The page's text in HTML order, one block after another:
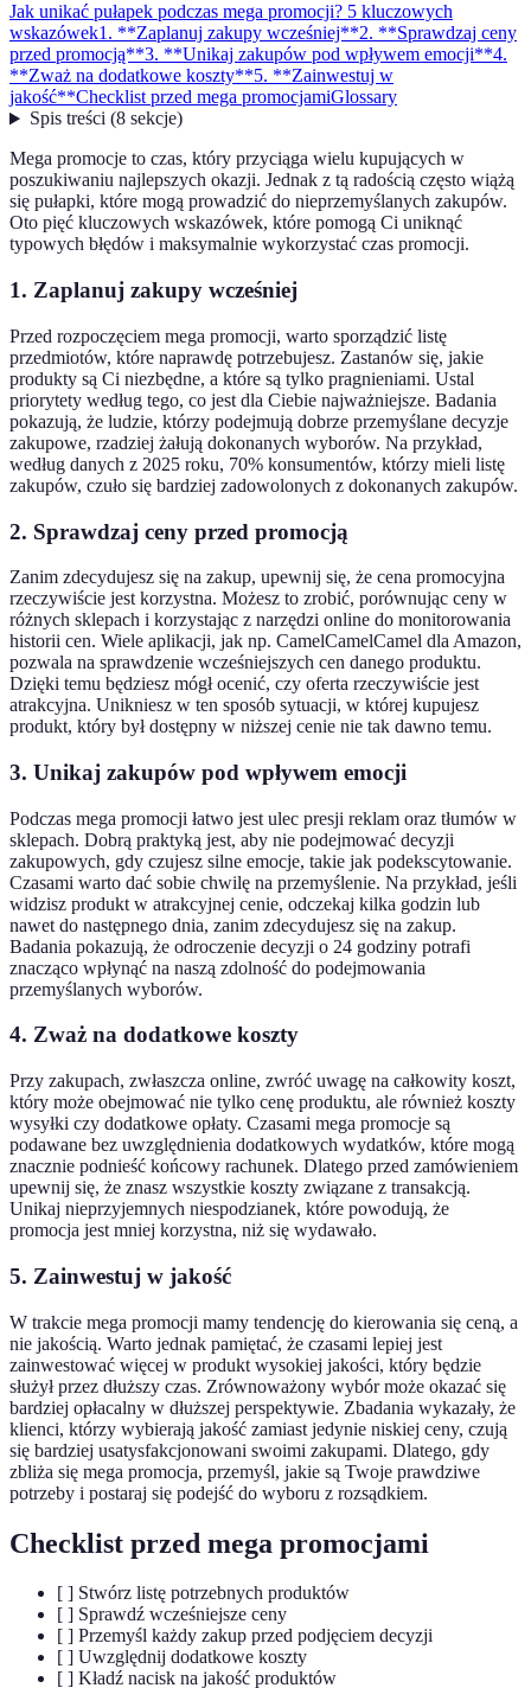
Jak unikać pułapek podczas mega promocji? 5 kluczowych
wskazówek1. **Zaplanuj zakupy wcześniej**2. **Sprawdzaj ceny
przed promocją**3. **Unikaj zakupów pod wpływem emocji**4.
**Zważ na dodatkowe koszty**5. **Zainwestuj w
jakość**Checklist przed mega promocjamiGlossary
Spis treści(8 sekcje)
Mega promocje to czas, który przyciąga wielu kupujących w
poszukiwaniu najlepszych okazji. Jednak z tą radością często wiążą
się pułapki, które mogą prowadzić do nieprzemyślanych zakupów.
Oto pięć kluczowych wskazówek, które pomogą Ci uniknąć
typowych błędów i maksymalnie wykorzystać czas promocji.
1. Zaplanuj zakupy wcześniej
Przed rozpoczęciem mega promocji, warto sporządzić listę
przedmiotów, które naprawdę potrzebujesz. Zastanów się, jakie
produkty są Ci niezbędne, a które są tylko pragnieniami. Ustal
priorytety według tego, co jest dla Ciebie najważniejsze. Badania
pokazują, że ludzie, którzy podejmują dobrze przemyślane decyzje
zakupowe, rzadziej żałują dokonanych wyborów. Na przykład,
według danych z 2025 roku, 70% konsumentów, którzy mieli listę
zakupów, czuło się bardziej zadowolonych z dokonanych zakupów.
2. Sprawdzaj ceny przed promocją
Zanim zdecydujesz się na zakup, upewnij się, że cena promocyjna
rzeczywiście jest korzystna. Możesz to zrobić, porównując ceny w
różnych sklepach i korzystając z narzędzi online do monitorowania
historii cen. Wiele aplikacji, jak np. CamelCamelCamel dla Amazon,
pozwala na sprawdzenie wcześniejszych cen danego produktu.
Dzięki temu będziesz mógł ocenić, czy oferta rzeczywiście jest
atrakcyjna. Unikniesz w ten sposób sytuacji, w której kupujesz
produkt, który był dostępny w niższej cenie nie tak dawno temu.
3. Unikaj zakupów pod wpływem emocji
Podczas mega promocji łatwo jest ulec presji reklam oraz tłumów w
sklepach. Dobrą praktyką jest, aby nie podejmować decyzji
zakupowych, gdy czujesz silne emocje, takie jak podekscytowanie.
Czasami warto dać sobie chwilę na przemyślenie. Na przykład, jeśli
widzisz produkt w atrakcyjnej cenie, odczekaj kilka godzin lub
nawet do następnego dnia, zanim zdecydujesz się na zakup.
Badania pokazują, że odroczenie decyzji o 24 godziny potrafi
znacząco wpłynąć na naszą zdolność do podejmowania
przemyślanych wyborów.
4. Zważ na dodatkowe koszty
Przy zakupach, zwłaszcza online, zwróć uwagę na całkowity koszt,
który może obejmować nie tylko cenę produktu, ale również koszty
wysyłki czy dodatkowe opłaty. Czasami mega promocje są
podawane bez uwzględnienia dodatkowych wydatków, które mogą
znacznie podnieść końcowy rachunek. Dlatego przed zamówieniem
upewnij się, że znasz wszystkie koszty związane z transakcją.
Unikaj nieprzyjemnych niespodzianek, które powodują, że
promocja jest mniej korzystna, niż się wydawało.
5. Zainwestuj w jakość
W trakcie mega promocji mamy tendencję do kierowania się ceną, a
nie jakością. Warto jednak pamiętać, że czasami lepiej jest
zainwestować więcej w produkt wysokiej jakości, który będzie
służył przez dłuższy czas. Zrównoważony wybór może okazać się
bardziej opłacalny w dłuższej perspektywie. Zbadania wykazały, że
klienci, którzy wybierają jakość zamiast jedynie niskiej ceny, czują
się bardziej usatysfakcjonowani swoimi zakupami. Dlatego, gdy
zbliża się mega promocja, przemyśl, jakie są Twoje prawdziwe
potrzeby i postaraj się podejść do wyboru z rozsądkiem.
Checklist przed mega promocjami
[ ] Stwórz listę potrzebnych produktów
[ ] Sprawdź wcześniejsze ceny
[ ] Przemyśl każdy zakup przed podjęciem decyzji
[ ] Uwzględnij dodatkowe koszty
[ ] Kładź nacisk na jakość produktów